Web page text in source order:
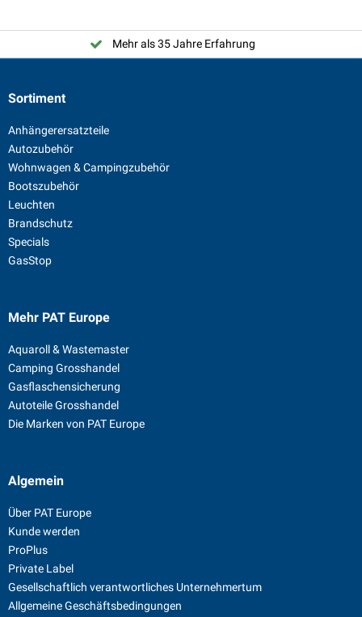
Mehr als 35 Jahre Erfahrung
Sortiment
Anhängerersatzteile
Autozubehör
Wohnwagen & Campingzubehör
Bootszubehör
Leuchten
Brandschutz
Specials
GasStop
Mehr PAT Europe
Aquaroll & Wastemaster
Camping Grosshandel
Gasflaschensicherung
Autoteile Grosshandel
Die Marken von PAT Europe
Algemein
Über PAT Europe
Kunde werden
ProPlus
Private Label
Gesellschaftlich verantwortliches Unternehmertum
Allgemeine Geschäftsbedingungen